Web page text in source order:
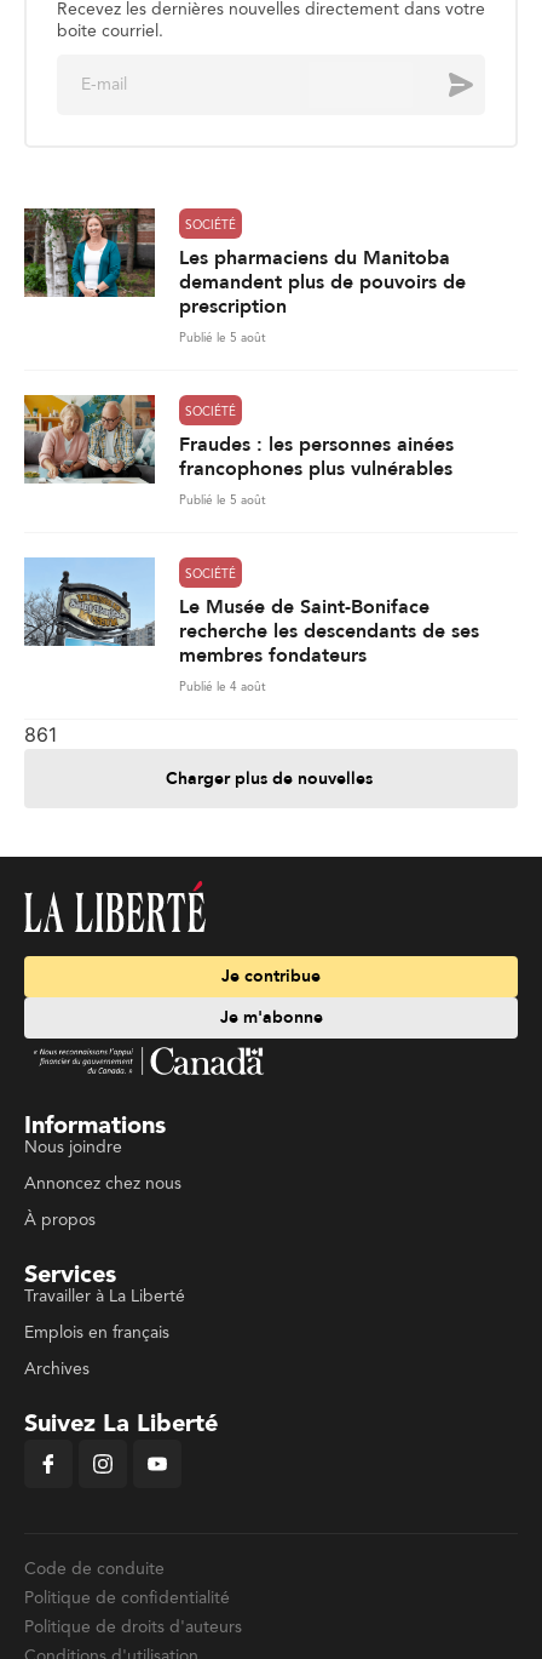
Recevez les dernières nouvelles directement dans votre
boite courriel.
Envoyer
SOCIÉTÉ
Les pharmaciens du Manitoba
demandent plus de pouvoirs de
prescription
Publié le 5 août
SOCIÉTÉ
Fraudes : les personnes ainées
francophones plus vulnérables
Publié le 5 août
SOCIÉTÉ
Le Musée de Saint-Boniface
recherche les descendants de ses
membres fondateurs
Publié le 4 août
861
Charger plus de nouvelles
Je contribue
Je m'abonne
Informations
Nous joindre
Annoncez chez nous
À propos
Services
Travailler à La Liberté
Emplois en français
Archives
Suivez La Liberté
Code de conduite
Politique de confidentialité
Politique de droits d'auteurs